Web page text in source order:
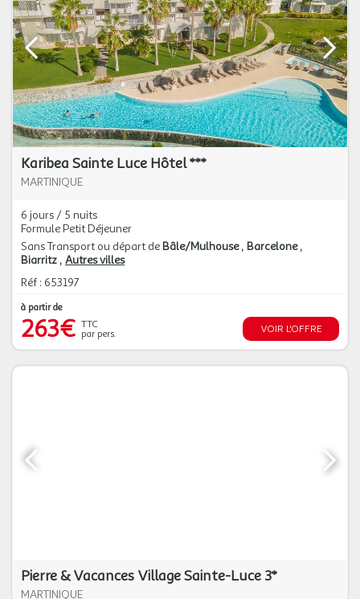
Karibea Sainte Luce Hôtel ***
MARTINIQUE
6 jours / 5 nuits
Formule Petit Déjeuner
Sans Transport ou départ de Bâle/Mulhouse Barcelone
Biarritz Autres villes
Réf : 653197
à partir de
263€ TTC
par pers.
VOIR L'OFFRE
Pierre & Vacances Village Sainte-Luce 3*
MARTINIQUE